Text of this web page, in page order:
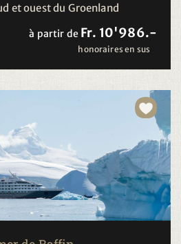
et ouest du Groenland
à partir de Fr. 10'986.-
honoraires en sus